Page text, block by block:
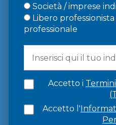
Società / imprese
Libero
professionale
Accetto i
Accetto l'